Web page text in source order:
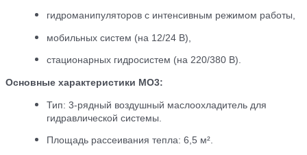
гидроманипуляторов с интенсивным режимом работы,
мобильных систем (на 12/24 В),
стационарных гидросистем (на 220/380 В).
Основные характеристики МО3:
Тип: 3‑рядный воздушный маслоохладитель для
гидравлической системы.
Площадь рассеивания тепла: 6,5 м².